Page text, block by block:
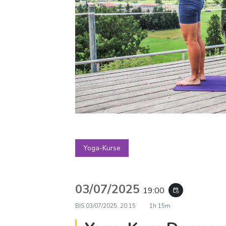
Yoga-Kurse
03/07/2025 19:00 event_repeat
BIS 03/07/2025, 20:15 1h 15m